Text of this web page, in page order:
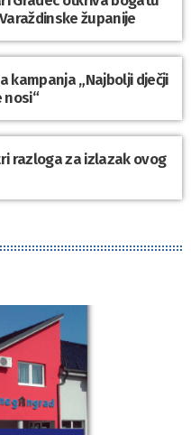
županije
kampanja „Najbolji dječji
nosi“
razloga za izlazak ovog